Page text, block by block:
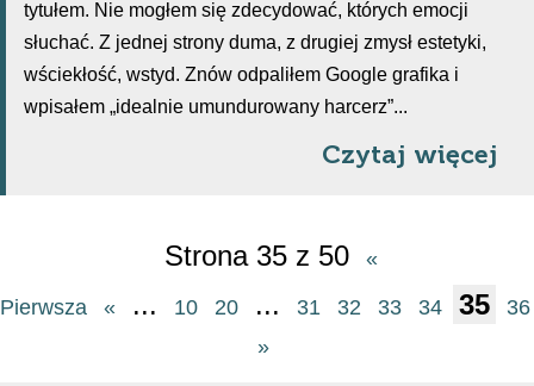
tytułem. Nie mogłem się zdecydować, których emocji
słuchać. Z jednej strony duma, z drugiej zmysł estetyki,
wściekłość, wstyd. Znów odpaliłem Google grafika i
wpisałem „idealnie umundurowany harcerz”...
Czytaj więcej
Strona 35 z 50 «
Pierwsza « ... 10 20 ... 31 32 33 34 35
36
»